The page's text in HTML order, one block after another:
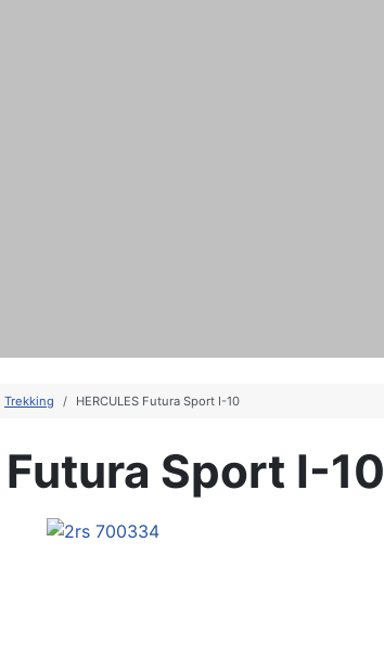
Trekking HERCULES Futura Sport I-10
Futura Sport I-10